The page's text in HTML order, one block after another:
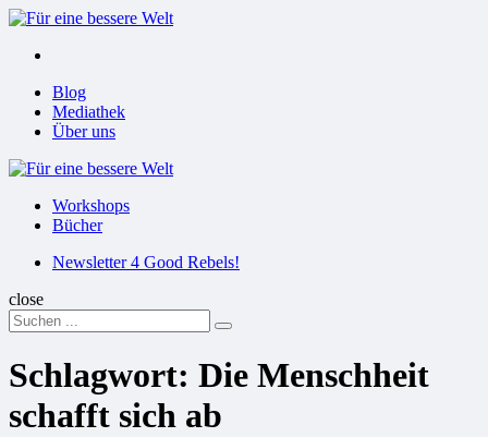
Menu
Menu
Blog
Mediathek
Über uns
Für
Workshops
Bücher
SuchenNewsletter 4 Good Rebels!
close
Search
for:
Suchen
Schlagwort: Die Menschheit
schafft sich ab